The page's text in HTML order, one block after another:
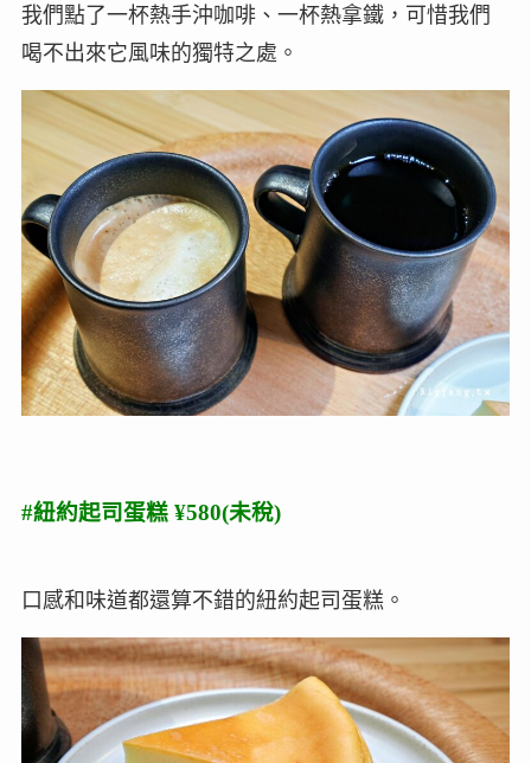
我們點了一杯熱手沖咖啡、一杯熱拿鐵，可惜我們
喝不出來它風味的獨特之處。
#紐約起司蛋糕 ¥580(未稅)
口感和味道都還算不錯的紐約起司蛋糕。